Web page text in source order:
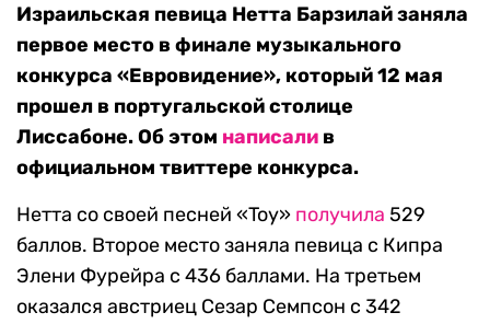
Израильская певица Нетта Барзилай заняла
первое место в финале музыкального
конкурса «Евровидение», который 12 мая
прошел в португальской столице
Лиссабоне. Об этом написали в
официальном твиттере конкурса.
Нетта со своей песней «Toy» получила 529
баллов. Второе место заняла певица с Кипра
Элени Фурейра с 436 баллами. На третьем
оказался австриец Сезар Семпсон с 342